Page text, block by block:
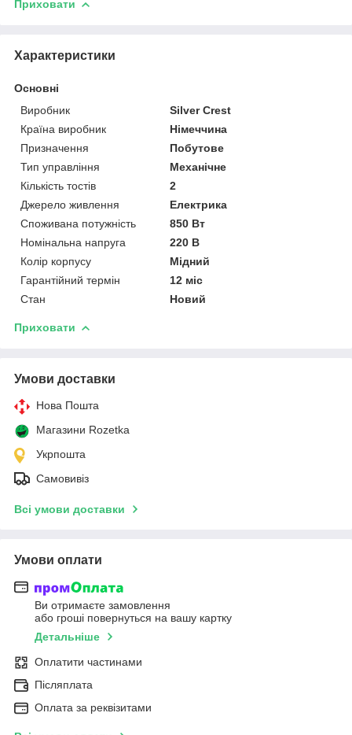
Приховати
Характеристики
Основні
Виробник
Silver Crest
Країна виробник
Німеччина
Призначення
Побутове
Тип управління
Механічне
Кількість тостів
2
Джерело живлення
Електрика
Споживана потужність
850 Вт
Номінальна напруга
220 В
Колір корпусу
Мідний
Гарантійний термін
12 міс
Стан
Новий
Приховати
Умови доставки
Нова Пошта
Магазини Rozetka
Укрпошта
Самовивіз
Всі умови доставки
Умови оплати
Ви отримаєте замовлення
або гроші повернуться на вашу картку
Детальніше
Оплатити частинами
Післяплата
Оплата за реквізитами